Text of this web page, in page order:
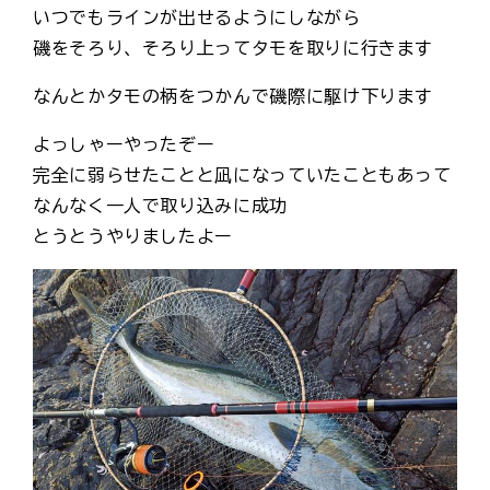
いつでもラインが出せるようにしながら
磯をそろり、そろり上ってタモを取りに行きます
なんとかタモの柄をつかんで磯際に駆け下ります
よっしゃーやったぞー
完全に弱らせたことと凪になっていたこともあって
なんなく一人で取り込みに成功
とうとうやりましたよー